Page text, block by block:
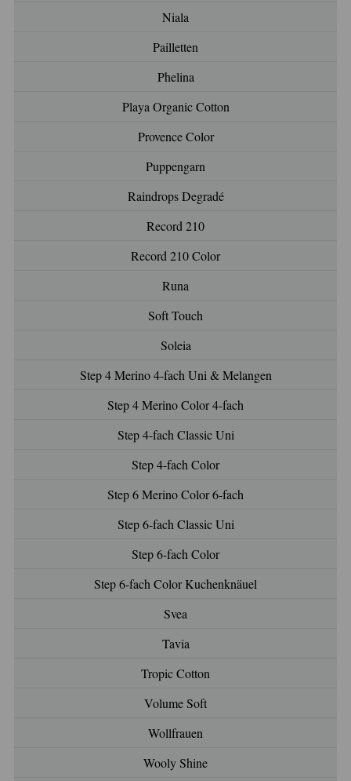
Niala
Pailletten
Phelina
Playa Organic Cotton
Provence Color
Puppengarn
Raindrops Degradé
Record 210
Record 210 Color
Runa
Soft Touch
Soleia
Step 4 Merino 4-fach Uni & Melangen
Step 4 Merino Color 4-fach
Step 4-fach Classic Uni
Step 4-fach Color
Step 6 Merino Color 6-fach
Step 6-fach Classic Uni
Step 6-fach Color
Step 6-fach Color Kuchenknäuel
Svea
Tavia
Tropic Cotton
Volume Soft
Wollfrauen
Wooly Shine